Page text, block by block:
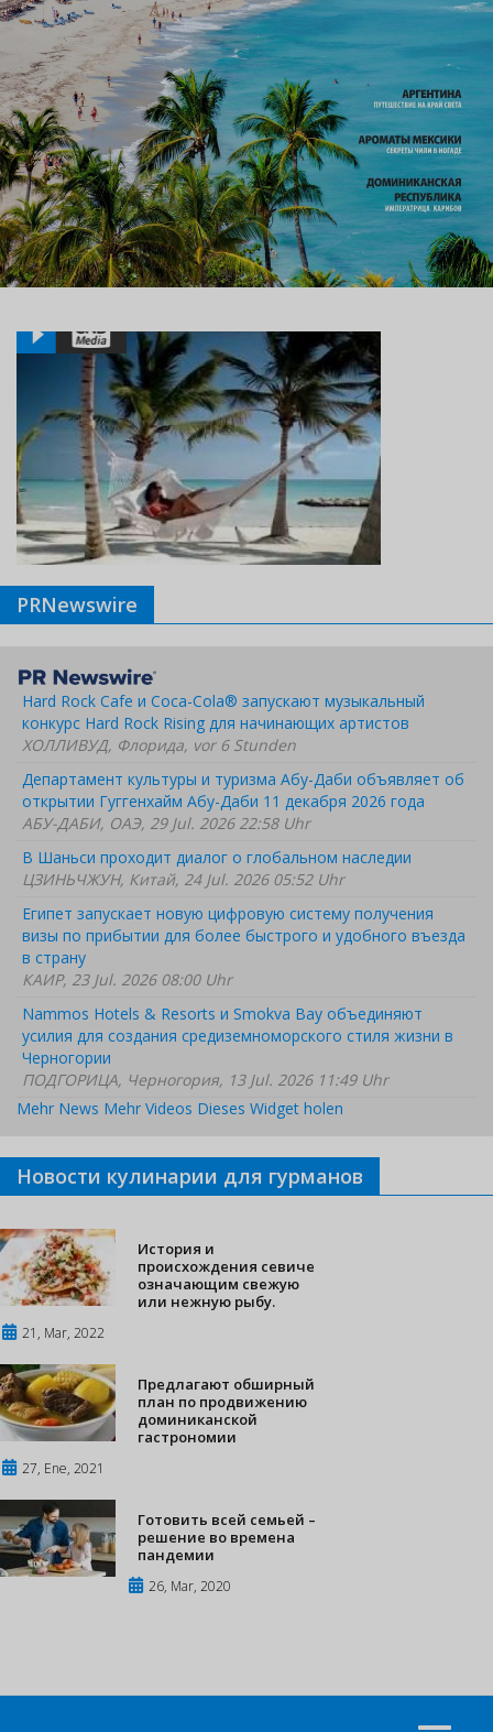
PRNewswire
Hard Rock Cafe и Coca-Cola® запускают музыкальный
конкурс Hard Rock Rising для начинающих артистов
ХОЛЛИВУД, Флорида, vor 6 Stunden
Департамент культуры и туризма Абу-Даби объявляет об
открытии Гуггенхайм Абу-Даби 11 декабря 2026 года
АБУ-ДАБИ, ОАЭ, 29 Jul. 2026 22:58 Uhr
В Шаньси проходит диалог о глобальном наследии
ЦЗИНЬЧЖУН, Китай, 24 Jul. 2026 05:52 Uhr
Египет запускает новую цифровую систему получения
визы по прибытии для более быстрого и удобного въезда
в страну
КАИР, 23 Jul. 2026 08:00 Uhr
Nammos Hotels & Resorts и Smokva Bay объединяют
усилия для создания средиземноморского стиля жизни в
Черногории
ПОДГОРИЦА, Черногория, 13 Jul. 2026 11:49 Uhr
Mehr News Mehr Videos Dieses Widget holen
Новости кулинарии для гурманов
История и
происхождения севиче
означающим свежую
или нежную рыбу.
21, Mar, 2022
Предлагают обширный
план по продвижению
доминиканской
гастрономии
27, Ene, 2021
Готовить всей семьей –
решение во времена
пандемии
26, Mar, 2020